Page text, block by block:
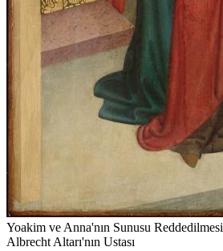
Yoakim ve Anna'nın Sunusu Reddedilmesi
Albrecht Altarı'nın Ustası